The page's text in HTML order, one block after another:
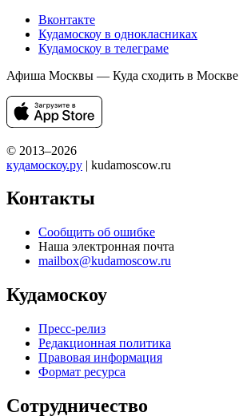
Вконтакте
Кудамоскоу в однокласниках
Кудамоскоу в телеграме
Афиша Москвы — Куда сходить в Москве
© 2013–2026
кудамоскоу.ру | kudamoscow.ru
Контакты
Сообщить об ошибке
Наша электронная почта
mailbox@kudamoscow.ru
Кудамоскоу
Пресс-релиз
Редакционная политика
Правовая информация
Формат ресурса
Сотрудничество